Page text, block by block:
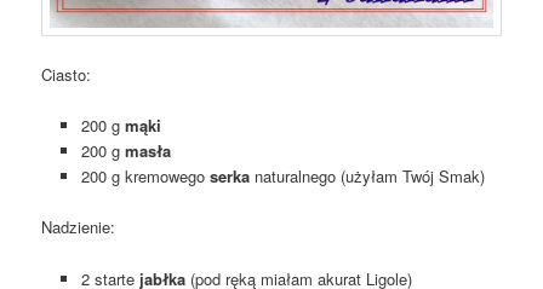
Ciasto:
200 g mąki
200 g masła
200 g kremowego serkanaturalnego (użyłam Twój Smak)
Nadzienie:
2 starte jabłka (pod ręką miałam akurat Ligole)